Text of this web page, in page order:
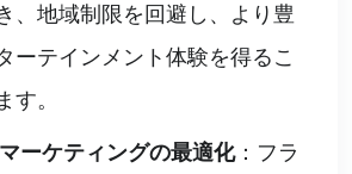
、地域制限を回避し、より豊
ーテインメント体験を得るこ
す。
ーケティングの最適化：フラ